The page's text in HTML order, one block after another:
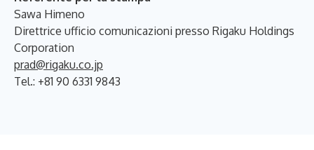
Sawa Himeno
Direttrice ufficio comunicazioni presso Rigaku Holdings
Corporation
prad@rigaku.co.jp
Tel.: +81 90 6331 9843